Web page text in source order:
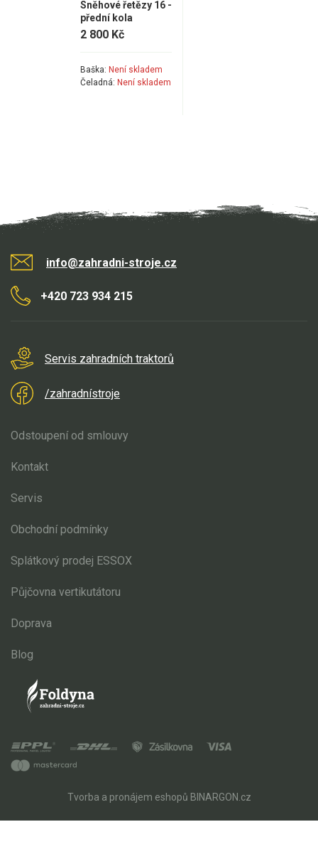
Sněhové řetězy 16 -
přední kola
2 800 Kč
Baška: Není skladem
Čeladná: Není skladem
info@zahradni-stroje.cz
+420 723 934 215
Servis zahradních traktorů
/zahradnístroje
Odstoupení od smlouvy
Kontakt
Servis
Obchodní podmínky
Splátkový prodej ESSOX
Půjčovna vertikutátoru
Doprava
Blog
Tvorba a pronájem eshopů BINARGON.cz